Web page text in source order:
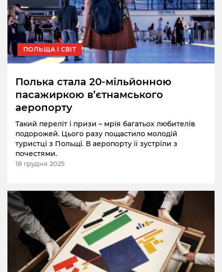
ПОЛЬЩА І СВІТ
Полька стала 20-мільйонною
пасажиркою в’єтнамського
аеропорту
Такий переліт і призи – мрія багатьох любителів
подорожей. Цього разу пощастило молодій
туристці з Польщі. В аеропорту її зустріли з
почестями.
18 грудня 2025